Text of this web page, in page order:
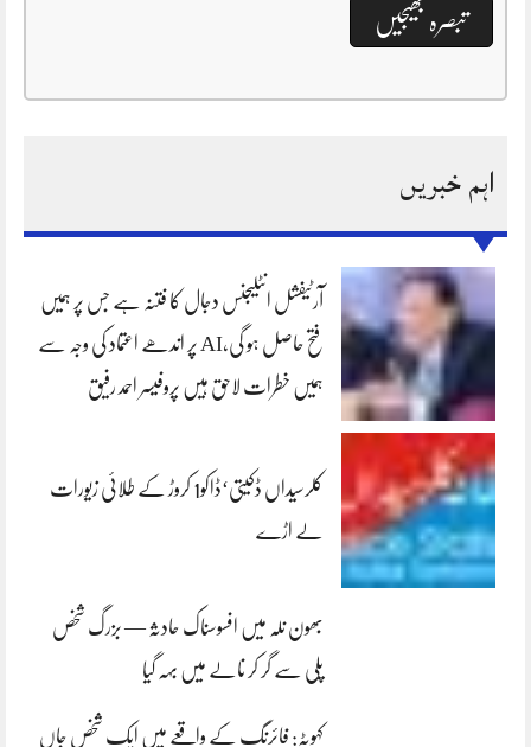
اہم خبریں
آرٹیفشل انٹلیجنس دجال کا فتنہ ہے جس پر ہمیں
فتح حاصل ہو گی،AI پر اندھے اعتماد کی وجہ سے
ہمیں خطرات لاحق ہیں پروفیسر احمد رفیق
کلرسیداں ڈکیتی‘ڈاکو1 کروڑ کے طلائی زیورات
لے اڑے
بھون نلہ میں افسوسناک حادثہ — بزرگ شخص
پلی سے گر کر نالے میں بہہ گیا
کہوٹہ: فائرنگ کے واقعے میں ایک شخص جاں